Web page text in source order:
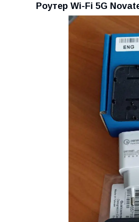
Роутер Wi-Fi 5G